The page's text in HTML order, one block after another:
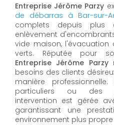
Entreprise Jérôme Parzy
de débarras à Bar-sur-
complets depuis
enlèvement
vide maison,
verts. Réputée pour
Entreprise Jérôme Parzy
besoins des clients
manière
particuliers ou des
intervention est gérée
garantissant une
environnement plus